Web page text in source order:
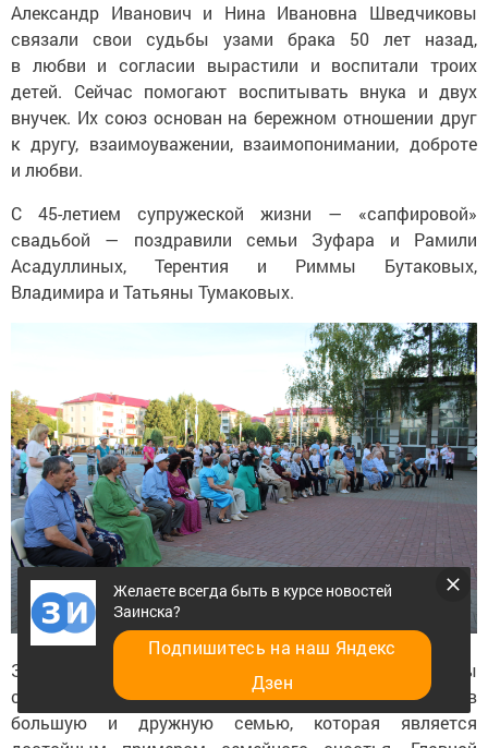
Александр Иванович и Нина Ивановна Шведчиковы
связали свои судьбы узами брака 50 лет назад,
в любви и согласии вырастили и воспитали троих
детей. Сейчас помогают воспитывать внука и двух
внучек. Их союз основан на бережном отношении друг
к другу, взаимоуважении, взаимопонимании, доброте
и любви.
С 45-летием супружеской жизни — «сапфировой»
свадьбой — поздравили семьи Зуфара и Рамили
Асадуллиных, Терентия и Риммы Бутаковых,
Владимира и Татьяны Тумаковых.
Зуфар Галемханович и Рамиля Вакилевна Асадуллины
связали свои судьбы узами брака 45 лет назад, создав
большую и дружную семью, которая является
Желаете всегда быть в курсе новостей
Заинска?
Подпишитесь на наш Яндекс
Дзен